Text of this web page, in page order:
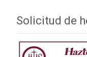
Solicitud de